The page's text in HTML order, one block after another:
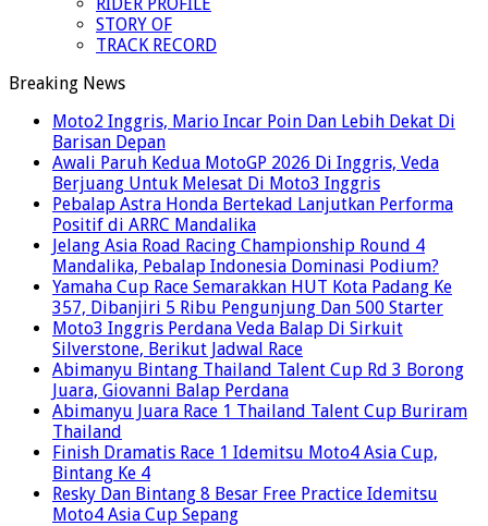
STORY OF
TRACK RECORD
Breaking News
Moto2 Inggris, Mario Incar Poin Dan Lebih Dekat Di
Barisan Depan
Awali Paruh Kedua MotoGP 2026 Di Inggris, Veda
Berjuang Untuk Melesat Di Moto3 Inggris
Pebalap Astra Honda Bertekad Lanjutkan Performa
Positif di ARRC Mandalika
Jelang Asia Road Racing Championship Round 4
Mandalika, Pebalap Indonesia Dominasi Podium?
Yamaha Cup Race Semarakkan HUT Kota Padang Ke
357, Dibanjiri 5 Ribu Pengunjung Dan 500 Starter
Moto3 Inggris Perdana Veda Balap Di Sirkuit
Silverstone, Berikut Jadwal Race
Abimanyu Bintang Thailand Talent Cup Rd 3 Borong
Juara, Giovanni Balap Perdana
Abimanyu Juara Race 1 Thailand Talent Cup Buriram
Thailand
Finish Dramatis Race 1 Idemitsu Moto4 Asia Cup,
Bintang Ke 4
Resky Dan Bintang 8 Besar Free Practice Idemitsu
Moto4 Asia Cup Sepang